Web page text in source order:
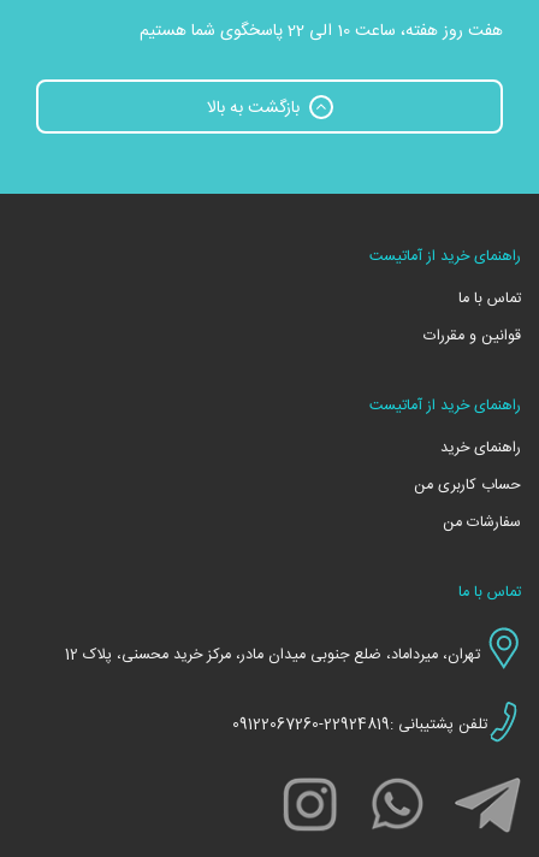
هفت روز هفته، ساعت 10 الی 22 پاسخگوی شما هستیم
بازگشت به بالا
راهنمای خرید از آماتیست
تماس با ما
قوانین و مقررات
راهنمای خرید از آماتیست
راهنمای خرید
حساب کاربری من
سفارشات من
تماس با ما
تهران، میرداماد، ضلع جنوبی میدان مادر، مرکز خرید محسنی، پلاک 12
تلفن پشتیبانی :22924819-09122067260